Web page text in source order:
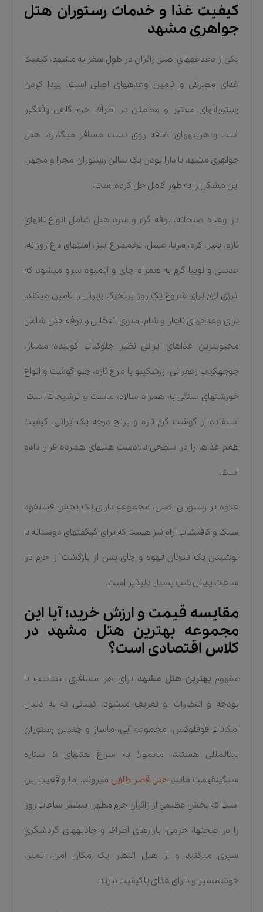
کیفیت غذا و خدمات رستوران هتل
جواهری مشهد
یکی از دغدغههای اصلی زائران در طول سفر به مشهد، کیفیت
غذای مصرفی و تامین وعدههای اصلی است. پیدا کردن
رستورانهای معتبر و مطمئن در اطراف حرم گاهی وقتگیر
است و هزینههای اضافه روی دست مسافر میگذارد. هتل
جواهری مشهد با دارا بودن یک سالن رستوران مجزا و مجهز،
این مشکل را به طور کامل حل کرده است.
در وعده صبحانه، بوفه گرم و سرد هتل شامل انواع نانهای
تازه، پنیر، کره، مربا، عسل، تخممرغ ابپز، املتهای داغ روزانه،
عدسی و لوبیا گرم به همراه چای و آبمیوه سرو میشود که
انرژی لازم برای شروع یک روز پرتحرک زیارتی را تامین میکند.
برای وعدههای ناهار و شام، منوی انتخابی و بوفه هتل شامل
محبوبترین غذاهای ایرانی نظیر چلوکباب کوبیده ممتاز،
جوجهکباب زعفرانی، زرشکپلو با مرغ تازه، چلو گوشت و انواع
خورشتهای سنتّی به همراه سالاد، ماست و ترشیجات است.
استفاده از گوشت گرم تازه و برنج درجه یک ایرانی، کیفیت
طعم غذاها را در سطحی بالادست هتلهای همرده قرار داده
است.
علاوه بر رستوران اصلی، مجموعه دارای یک بخش فستفود
سبک و کافیشاپ آرام نیز هست که برای گپگفتهای دوستانه یا
نوشیدن یک فنجان قهوه و چای پس از بازگشت از حرم در
ساعات پایانی شب بسیار دلپذیر است.
مقایسه قیمت و ارزش خرید؛ آیا این
مجموعه بهترین هتل مشهد در
کلاس اقتصادی است؟
مفهومبهترین هتل مشهد برای هر مسافری متناسب با
بودجه و انتظارات او تعریف میشود. کسانی که به دنبال
امکانات فوقلوکس، مجموعه آبی، ماساژ و چندین رستوران
بینالمللی هستند، معمولاً به سراغ هتلهای ۵ ستاره
سنگینقیمت مانند هتل قصر طلایی میروند. اما واقعیت این
است که بخش عظیمی از زائران حرم مطهر، بیشتر ساعات روز
را در صحنها، حرمی، بازارهای اطراف و جاذبههای گردشگری
سپری میکنند و از هتل انتظار یک مکان امن، تمیز،
خوشمسیر و دارای غذای باکیفیت دارند.